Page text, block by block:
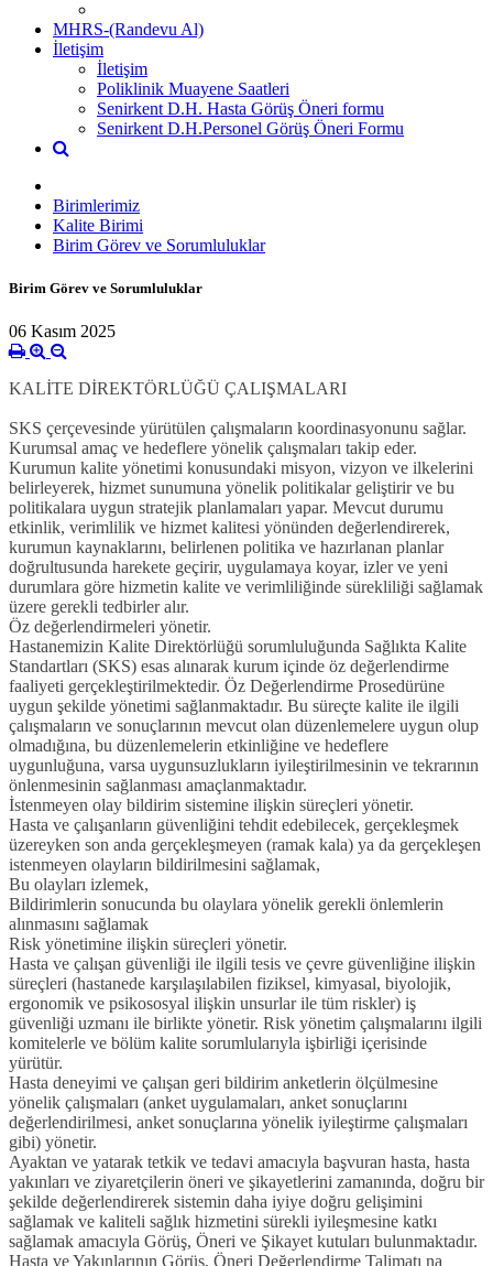
MHRS-(Randevu Al)
İletişim
İletişim
Poliklinik Muayene Saatleri
Senirkent D.H. Hasta Görüş Öneri formu
Senirkent D.H.Personel Görüş Öneri Formu
Birimlerimiz
Kalite Birimi
Birim Görev ve Sorumluluklar
Birim Görev ve Sorumluluklar
06 Kasım 2025
KALİTE DİREKTÖRLÜĞÜ ÇALIŞMALARI
SKS çerçevesinde yürütülen çalışmaların koordinasyonunu sağlar.
Kurumsal amaç ve hedeflere yönelik çalışmaları takip eder.
Kurumun kalite yönetimi konusundaki misyon, vizyon ve ilkelerini
belirleyerek, hizmet sunumuna yönelik politikalar geliştirir ve bu
politikalara uygun stratejik planlamaları yapar. Mevcut durumu
etkinlik, verimlilik ve hizmet kalitesi yönünden değerlendirerek,
kurumun kaynaklarını, belirlenen politika ve hazırlanan planlar
doğrultusunda harekete geçirir, uygulamaya koyar, izler ve yeni
durumlara göre hizmetin kalite ve verimliliğinde sürekliliği sağlamak
üzere gerekli tedbirler alır.
Öz değerlendirmeleri yönetir.
Hastanemizin Kalite Direktörlüğü sorumluluğunda Sağlıkta Kalite
Standartları (SKS) esas alınarak kurum içinde öz değerlendirme
faaliyeti gerçekleştirilmektedir. Öz Değerlendirme Prosedürüne
uygun şekilde yönetimi sağlanmaktadır. Bu süreçte kalite ile ilgili
çalışmaların ve sonuçlarının mevcut olan düzenlemelere uygun olup
olmadığına, bu düzenlemelerin etkinliğine ve hedeflere
uygunluğuna, varsa uygunsuzlukların iyileştirilmesinin ve tekrarının
önlenmesinin sağlanması amaçlanmaktadır.
İstenmeyen olay bildirim sistemine ilişkin süreçleri yönetir.
Hasta ve çalışanların güvenliğini tehdit edebilecek, gerçekleşmek
üzereyken son anda gerçekleşmeyen (ramak kala) ya da gerçekleşen
istenmeyen olayların bildirilmesini sağlamak,
Bu olayları izlemek,
Bildirimlerin sonucunda bu olaylara yönelik gerekli önlemlerin
alınmasını sağlamak
Risk yönetimine ilişkin süreçleri yönetir.
Hasta ve çalışan güvenliği ile ilgili tesis ve çevre güvenliğine ilişkin
süreçleri (hastanede karşılaşılabilen fiziksel, kimyasal, biyolojik,
ergonomik ve psikososyal ilişkin unsurlar ile tüm riskler) iş
güvenliği uzmanı ile birlikte yönetir. Risk yönetim çalışmalarını ilgili
komitelerle ve bölüm kalite sorumlularıyla işbirliği içerisinde
yürütür.
Hasta deneyimi ve çalışan geri bildirim anketlerin ölçülmesine
yönelik çalışmaları (anket uygulamaları, anket sonuçlarını
değerlendirilmesi, anket sonuçlarına yönelik iyileştirme çalışmaları
gibi) yönetir.
Ayaktan ve yatarak tetkik ve tedavi amacıyla başvuran hasta, hasta
yakınları ve ziyaretçilerin öneri ve şikayetlerini zamanında, doğru bir
şekilde değerlendirerek sistemin daha iyiye doğru gelişimini
sağlamak ve kaliteli sağlık hizmetini sürekli iyileşmesine katkı
sağlamak amacıyla Görüş, Öneri ve Şikayet kutuları bulunmaktadır.
Hasta ve Yakınlarının Görüş, Öneri Değerlendirme Talimatı na